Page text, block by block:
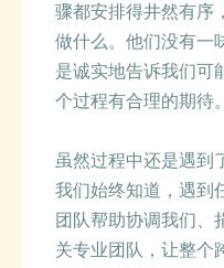
骤都安排得井然有序
做什么。他们没有一
是诚实地告诉我们可
个过程有合理的期待。
虽然过程中还是遇到
我们始终知道，遇到
团队帮助协调我们、
关专业团队，让整个